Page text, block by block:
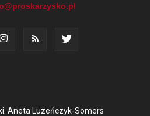
Aneta Luzeńczyk-Somers